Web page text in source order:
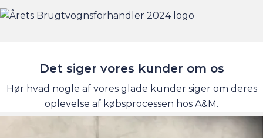
Det siger vores kunder om os
Hør hvad nogle af vores glade kunder siger om deres
oplevelse af købsprocessen hos A&M.